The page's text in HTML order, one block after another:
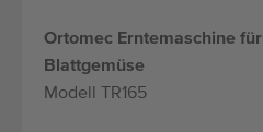
Ortomec Erntemaschine für
Blattgemüse
Modell TR165